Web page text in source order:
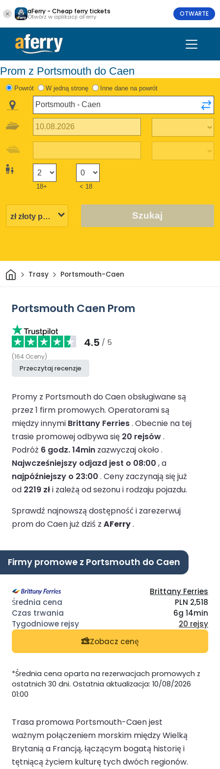
aFerry - Cheap ferry tickets
Otwórz w aplikacji aFerry OTWARTE
Prom z Portsmouth do Caen
Powrót W jedną stronę Inne dane na powrót
18+ < 18
Szukaj
DomTrasy Portsmouth-Caen
Portsmouth Caen Prom
4.5 / 5
(164 Oceny)
Przeczytaj recenzje
Promy z Portsmouth do Caen obsługiwane są
przez 1 firm promowych. Operatorami są
między innymi Brittany Ferries. Obecnie na tej
trasie promowej odbywa się 20 rejsów.
Podróż 6 godz. 14min zazwyczaj około .
Najwcześniejszy odjazd jest o 08:00 , a
najpóźniejszy o 23:00 . Ceny zaczynają się już
od 2219 złi zależą od sezonu i rodzaju pojazdu.
Sprawdź najnowszą dostępność i zarezerwuj
prom do Caen już dziś z AFerry.
Firmy promowe z Portsmouth do Caen
Brittany Ferries
PLN 2,518
6g 14min
20 rejsy
Zobacz cenę
*Średnia cena oparta na rezerwacjach promowych z
ostatnich 30 dni. Ostatnia aktualizacja: 10/08/2026
01:00
Trasa promowa Portsmouth-Caen jest
ważnym połączeniem morskim między Wielką
Brytanią a Francją, łączącym bogatą historię i
tętniącą życiem kulturę tych dwóch regionów.